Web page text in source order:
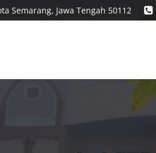
Semarang, Jawa Tengah 50112